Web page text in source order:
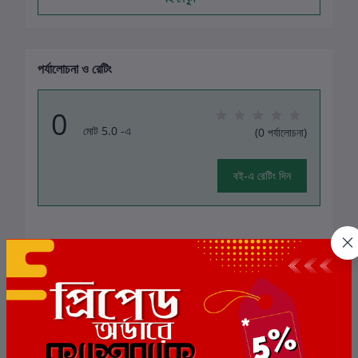
পর্যালোচনা ও রেটিং
0 মোট 5.0 -এ (0 পর্যালোচনা)
বই-এ রেটিং দিন
এই বইয়ের জন্য এখনও কোন পর্যালোচনা নেই
সংশ্লিষ্ট বই